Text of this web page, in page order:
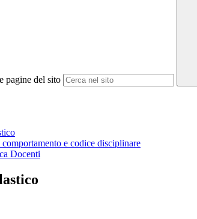
pagine del sito
e codice disciplinare
Docenti